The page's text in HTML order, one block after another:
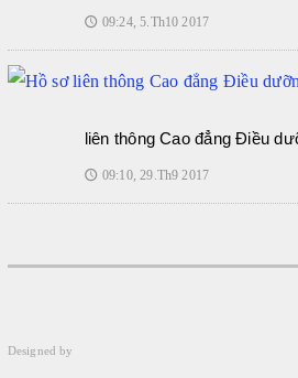
🕔 09:24, 5.Th10 2017
liên thông Cao đẳng Điều
🕔 09:10, 29.Th9 2017
Designed by